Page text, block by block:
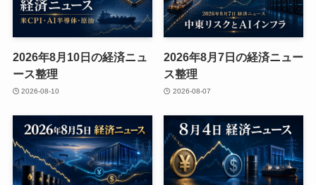
2026年8月10日の経済ニュ
ース整理
2026-08-10
2026年8月7日の経済ニュー
ス整理
2026-08-07